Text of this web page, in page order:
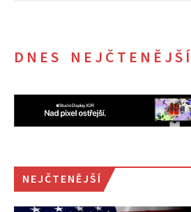
DNES NEJČTENĚJŠÍ
NEJČTENĚJŠÍ